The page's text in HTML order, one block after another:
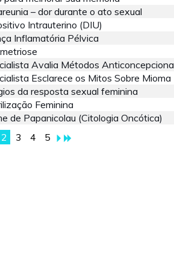
– dor durante o ato sexual
Intrauterino (DIU)
Inflamatória Pélvica
Avalia Métodos
Esclarece os Mitos Sobre Mioma
da resposta sexual feminina
Feminina
de Papanicolau (Citologia Oncótica)
2 3 4 5